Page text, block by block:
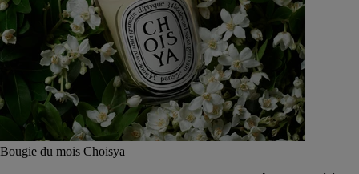
Bougie du mois Choisya